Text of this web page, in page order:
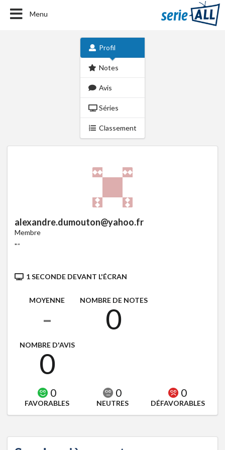
Menu
Profil
Notes
Avis
Séries
Classement
alexandre.dumouton@yahoo.fr
Membre
""
1 SECONDE DEVANT L'ÉCRAN
MOYENNE
-
NOMBRE DE NOTES
0
NOMBRE D'AVIS
0
0
FAVORABLES
0
NEUTRES
0
DÉFAVORABLES